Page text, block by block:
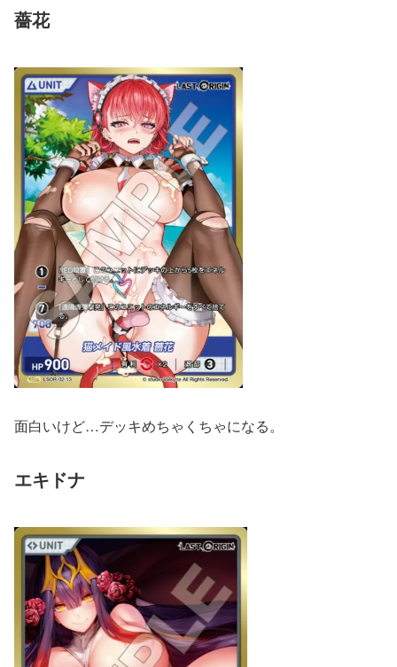
薔花
面白いけど…デッキめちゃくちゃになる。
エキドナ